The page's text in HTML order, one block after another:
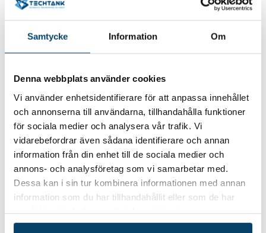
Samtycke Information Om
Denna webbplats använder cookies
Vi använder enhetsidentifierare för att anpassa innehållet
och annonserna till användarna, tillhandahålla funktioner
för sociala medier och analysera vår trafik. Vi
vidarebefordrar även sådana identifierare och annan
information från din enhet till de sociala medier och
annons- och analysföretag som vi samarbetar med.
Dessa kan i sin tur kombinera informationen med annan
information som du har tillhandahållit eller som de har